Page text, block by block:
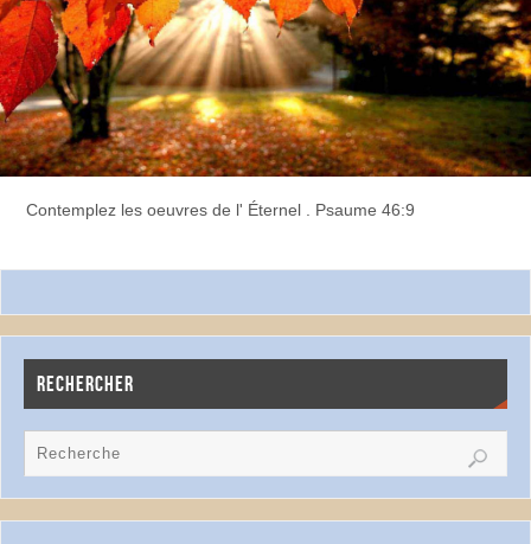
Contemplez les oeuvres de l' Éternel . Psaume 46:9
RECHERCHER